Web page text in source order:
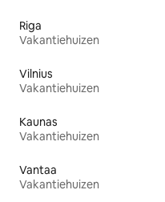
Riga
Vakantiehuizen
Vilnius
Vakantiehuizen
Kaunas
Vakantiehuizen
Vantaa
Vakantiehuizen